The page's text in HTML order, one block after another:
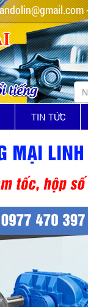
tiếng
TIN TỨC